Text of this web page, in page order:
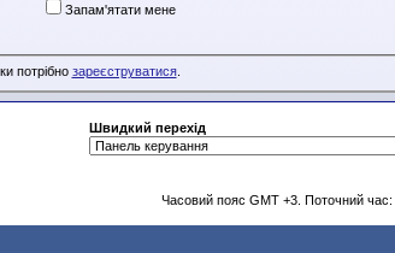
Запам'ятати мене
потрібно зареєструватися.
Швидкий перехід
Часовий пояс GMT +3. Поточний час: